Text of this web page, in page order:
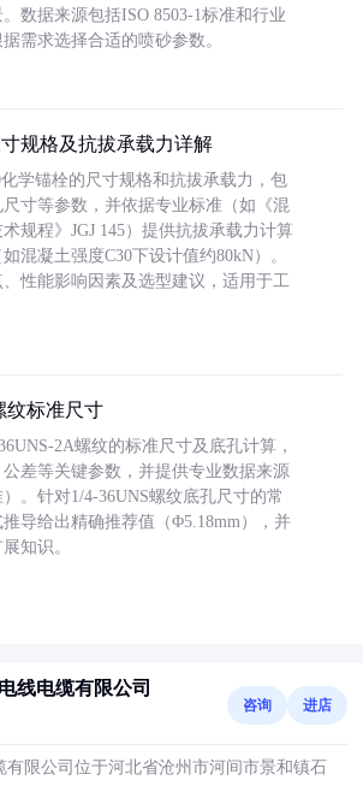
数据来源包括ISO 8503-1标准和行业
需求选择合适的喷砂参数。
规格及抗拔承载力详解
学锚栓的尺寸规格和抗拔承载力，包
寸等参数，并依据专业标准（如《混
规程》JGJ 145）提供抗拔承载力计算
混凝土强度C30下设计值约80kN）。
性能影响因素及选型建议，适用于工
纹标准尺寸
2A螺纹的标准尺寸及底孔计算，
差等关键参数，并提供专业数据来源
）。针对1/4-36UNS螺纹底孔尺寸的常
导给出精确推荐值（Φ5.18mm），并
知识。
线电缆有限公司
咨询 进店
有限公司位于河北省沧州市河间市景和镇石